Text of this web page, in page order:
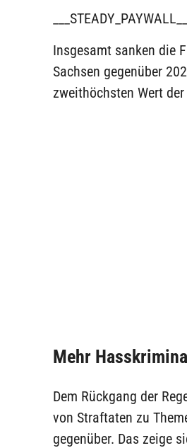
___STEADY_PAYWALL___
Insgesamt sanken die
Sachsen gegenüber
zweithöchsten Wert
Mehr
Dem Rückgang der
von Straftaten zu
gegenüber. Das zeige